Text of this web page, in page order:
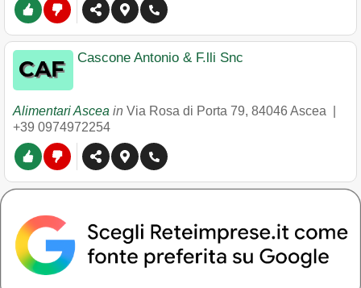
Cascone Antonio & F.lli Snc
Alimentari Ascea in Via Rosa di Porta 79, 84046 Ascea
+39 0974972254